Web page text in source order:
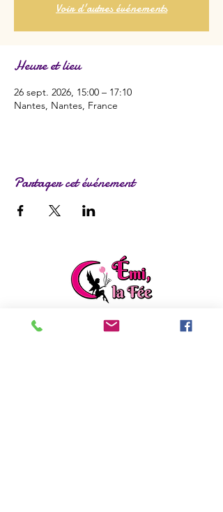
Voir d'autres événements
Heure et lieu
26 sept. 2026, 15:00 – 17:10
Nantes, Nantes, France
Partager cet événement
ladylafee.emilie@gmail.com
Grandchamp des Fontaines (44)